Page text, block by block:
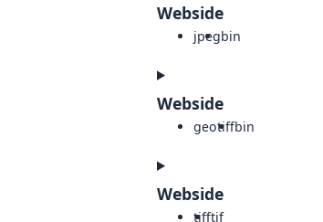
Webside
jpegbin
Webside
geotiffbin
Webside
tifftif